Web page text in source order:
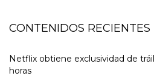
CONTENIDOS RECIENTES
Netflix obtiene exclusividad de
horas